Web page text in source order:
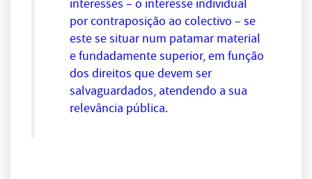
interesses – o interesse individual
por contraposição ao colectivo – se
este se situar num patamar material
e fundadamente superior, em função
dos direitos que devem ser
salvaguardados, atendendo a sua
relevância pública.